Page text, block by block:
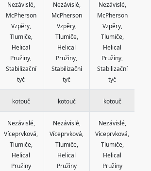
Nezávislé,
McPherson
Vzpěry,
Tlumiče,
Helical
Pružiny,
Stabilizační
tyč
Nezávislé,
McPherson
Vzpěry,
Tlumiče,
Helical
Pružiny,
Stabilizační
tyč
Nezávislé,
McPherson
Vzpěry,
Tlumiče,
Helical
Pružiny,
Stabilizační
tyč
kotouč kotouč kotouč
Nezávislé,
Víceprvková,
Tlumiče,
Helical
Pružiny
Nezávislé,
Víceprvková,
Tlumiče,
Helical
Pružiny
Nezávislé,
Víceprvková,
Tlumiče,
Helical
Pružiny